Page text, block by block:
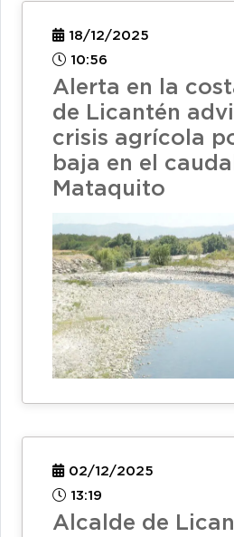
18/12/2025
10:56
Alerta en la
de Licantén
crisis agrícola
baja en el
Mataquito
02/12/2025
13:19
Alcalde de